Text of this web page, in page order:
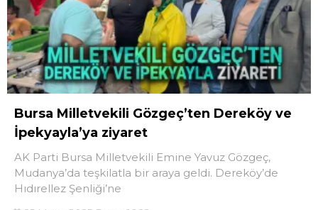
Bursa Milletvekili Gözgeç’ten Dereköy ve
İpekyayla’ya ziyaret
AK Parti Bursa Milletvekili Emine Yavuz Gözgeç,
Mudanya’da teşkilatla bir araya geldi. Dereköy’de
Hıdırellez Şenliği’ne